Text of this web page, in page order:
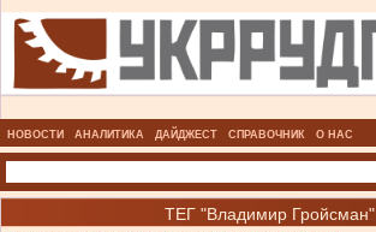
НОВОСТИ АНАЛИТИКА ДАЙДЖЕСТ СПРАВОЧНИК О НАС
ТЕГ "Владимир Гройсман"